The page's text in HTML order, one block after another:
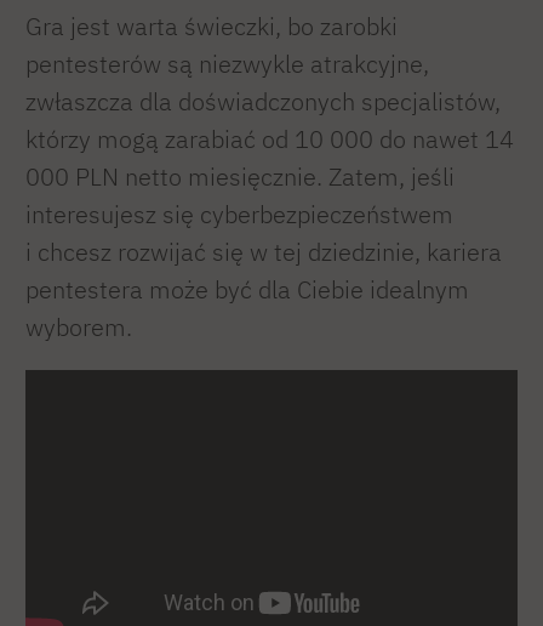
Gra jest warta świeczki, bo zarobki
pentesterów są niezwykle atrakcyjne,
zwłaszcza dla doświadczonych specjalistów,
którzy mogą zarabiać od 10 000 do nawet 14
000 PLN netto miesięcznie. Zatem, jeśli
interesujesz się cyberbezpieczeństwem
i chcesz rozwijać się w tej dziedzinie, kariera
pentestera może być dla Ciebie idealnym
wyborem.